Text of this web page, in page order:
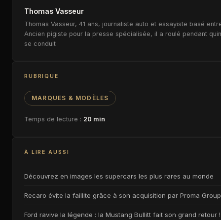
Thomas Vasseur
Thomas Vasseur, 41 ans, journaliste auto et essayiste basé
Ancien pigiste pour la presse spécialisée, il a roulé pendant
se conduit
RUBRIQUE
MARQUES & MODÈLES
Temps de lecture : 20 min
À LIRE AUSSI
Découvrez en images les supercars les plus rares au monde
Recaro évite la faillite grâce à son acquisition par Proma Group
Ford ravive la légende : la Mustang Bullitt fait son grand retour !